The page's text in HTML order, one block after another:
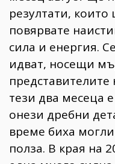
резултати,
повярвате
сила и енергия.
идват, носещи
тези два месеца
онези дребни
време биха
полза. В края на